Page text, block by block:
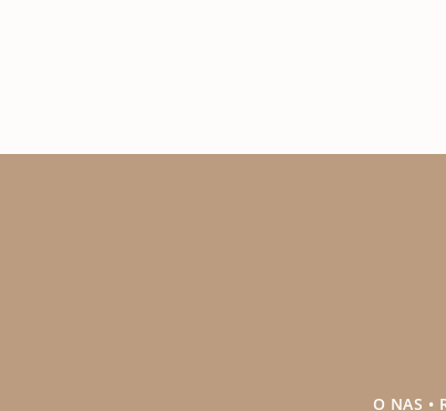
O NAS •